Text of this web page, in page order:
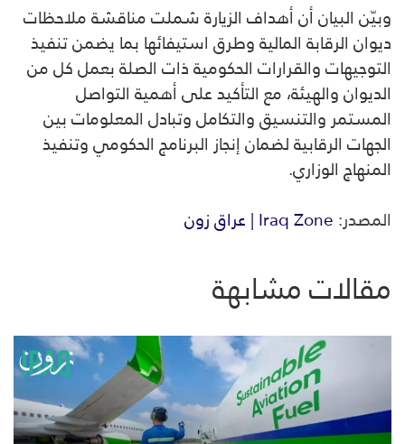
وبيّن البيان أن أهداف الزيارة شملت مناقشة ملاحظات
ديوان الرقابة المالية وطرق استيفائها بما يضمن تنفيذ
التوجيهات والقرارات الحكومية ذات الصلة بعمل كل من
الديوان والهيئة، مع التأكيد على أهمية التواصل
المستمر والتنسيق والتكامل وتبادل المعلومات بين
الجهات الرقابية لضمان إنجاز البرنامج الحكومي وتنفيذ
المنهاج الوزاري.
المصدر:Iraq Zone | عراق زون
مقالات مشابهة